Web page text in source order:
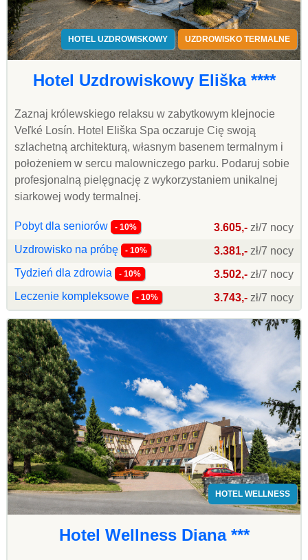
HOTEL UZDROWISKOWY UZDROWISKO TERMALNE
Hotel Uzdrowiskowy Eliška ****
Zaznaj królewskiego relaksu w zabytkowym klejnocie
Veľké Losín. Hotel Eliška Spa oczaruje Cię swoją
szlachetną architekturą, własnym basenem termalnym i
położeniem w sercu malowniczego parku. Podaruj sobie
profesjonalną pielęgnację z wykorzystaniem unikalnej
siarkowej wody termalnej.
Pobyt dla seniorów - 10% 3.605,- zł/7 nocy
Uzdrowisko na próbę
- 10% 3.381,- zł/7 nocy
Tydzień dla zdrowia
- 10% 3.502,- zł/7 nocy
Leczenie kompleksowe
- 10% 3.743,- zł/7 nocy
HOTEL WELLNESS
Hotel Wellness Diana ***